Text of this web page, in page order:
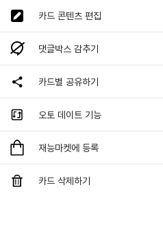
카드 콘텐츠 편집
댓글박스 감추기
카드별 공유하기
오토 데이트 기능
재능마켓에 등록
카드 삭제하기